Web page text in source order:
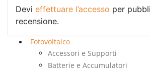
Devi effettuare l’accesso per
recensione.
Fotovoltaico
Accessori e Supporti
Batterie e Accumulatori